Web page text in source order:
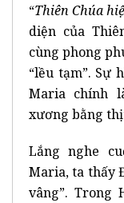
“Thiên Chúa
diện của
cùng phong
“lều tạm”. Sự
Maria chính
xương bằng
Lắng nghe
Maria, ta thấy
vâng”. Trong